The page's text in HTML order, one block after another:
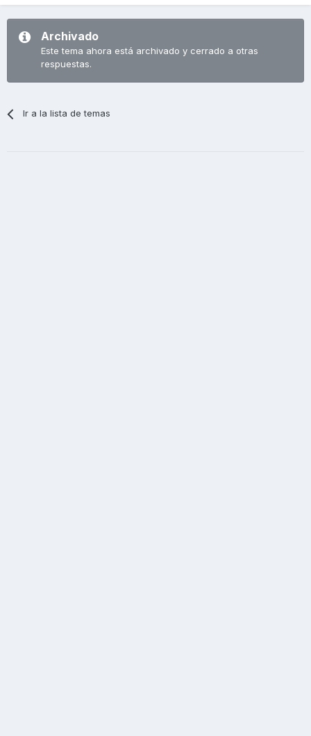
Archivado
Este tema ahora está archivado y cerrado a otras
respuestas.
Ir a la lista de temas